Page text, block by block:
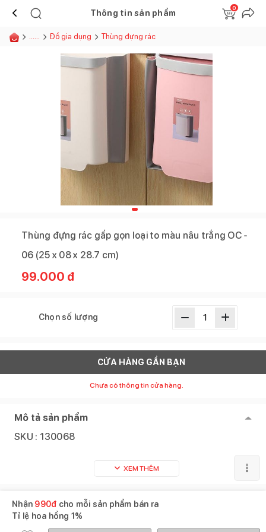
Thông tin sản phẩm
0
...... Đồ gia dụng Thùng đựng rác
Thùng đựng rác gấp gọn loại to màu nâu trắng OC -
06 (25 x 08 x 28.7 cm)
99.000 đ
Chọn số lượng
CỬA HÀNG GẦN BẠN
Chưa có thông tin cửa hàng.
Mô tả sản phẩm
SKU : 130068
XEM THÊM
Gợi ý mua cùng
Nhận 990đ cho mỗi sản phẩm bán ra
Tỉ lệ hoa hồng 1%